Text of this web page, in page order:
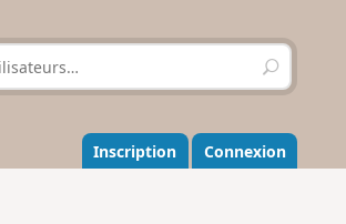
R
e
h
e
r
Inscription Connexion